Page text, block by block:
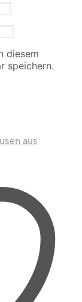
diesem
speichern.